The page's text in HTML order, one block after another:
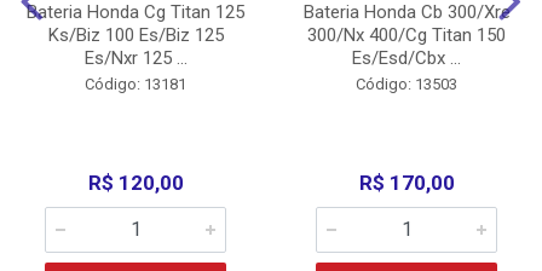
Bateria Honda Cg Titan 125
Ks/Biz 100 Es/Biz 125
Es/Nxr 125 ...
Código: 13181
R$ 120,00
Bateria Honda Cb 300/Xre
300/Nx 400/Cg Titan 150
Es/Esd/Cbx ...
Código: 13503
R$ 170,00